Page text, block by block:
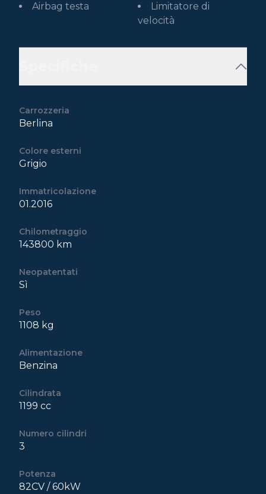
Airbag testa
Limitatore di
velocità
Carrozzeria
Berlina
Colore esterni
Grigio
Immatricolazione
01.2016
Chilometraggio
143800 km
Neopatentati
Sì
Peso
1108 kg
Alimentazione
Benzina
Cilindrata
1199 cc
Numero cilindri
3
Potenza
82CV / 60kW